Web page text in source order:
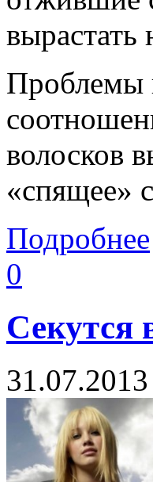
вырастать
Проблемы
волосков
«спящее»
Подробнее
0
Секутся
31.07.2013